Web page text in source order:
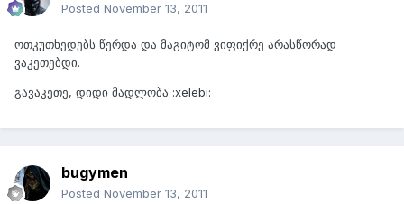
Posted November 13, 2011
ოთკუთხედებს წერდა და მაგიტომ ვიფიქრე არასწორად
ვაკეთებდი.
გავაკეთე, დიდი მადლობა :xelebi:
bugymen
Posted November 13, 2011